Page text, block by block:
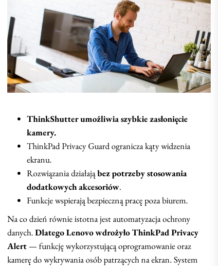
ThinkShutter umożliwia szybkie zasłonięcie
kamery.
ThinkPad Privacy Guard ogranicza kąty widzenia
ekranu.
Rozwiązania działająbez potrzeby stosowania
dodatkowych akcesoriów.
Funkcje wspierają bezpieczną pracę poza biurem.
Na co dzień równie istotna jest automatyzacja ochrony
danych. Dlatego Lenovo wdrożyło ThinkPad Privacy
Alert — funkcję wykorzystującą oprogramowanie oraz
kamerę do wykrywania osób patrzących na ekran. System